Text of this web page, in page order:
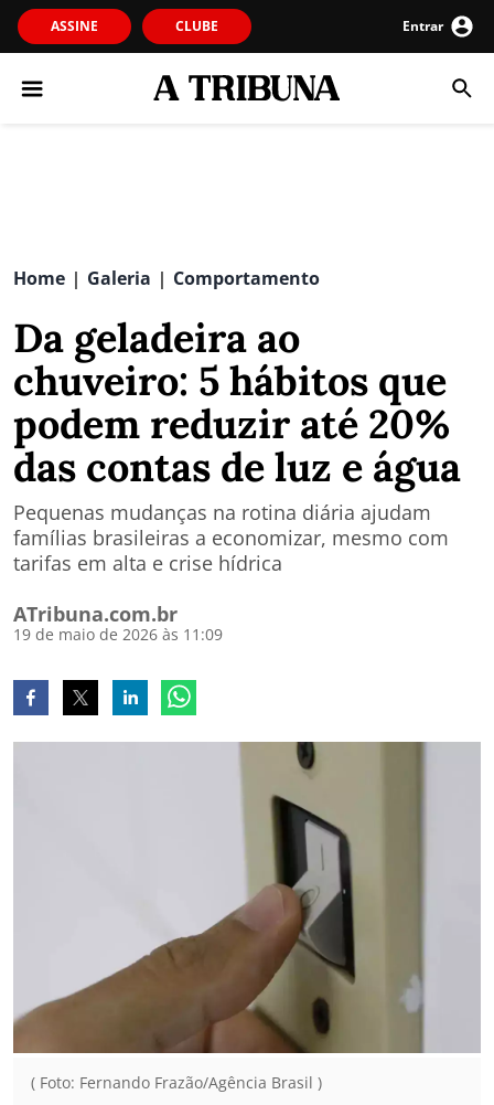
ASSINE CLUBE Entrar
Home | Galeria | Comportamento
Da geladeira ao
chuveiro: 5 hábitos que
podem reduzir até 20%
das contas de luz e água
Pequenas mudanças na rotina diária ajudam
famílias brasileiras a economizar, mesmo com
tarifas em alta e crise hídrica
ATribuna.com.br
19 de maio de 2026 às 11:09
( Foto: Fernando Frazão/Agência Brasil )